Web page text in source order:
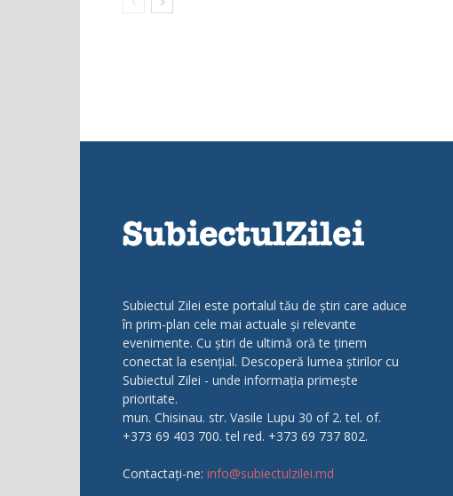
Subiectul Zilei este portalul tău de știri care aduce
în prim-plan cele mai actuale și relevante
evenimente. Cu știri de ultimă oră te ținem
conectat la esențial. Descoperă lumea știrilor cu
Subiectul Zilei - unde informația primește
prioritate.
mun. Chisinau. str. Vasile Lupu 30 of 2. tel. of.
+373 69 403 700. tel red. +373 69 737 802.
Contactați-ne: info@subiectulzilei.md